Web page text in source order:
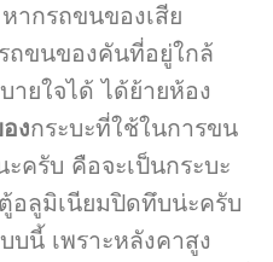
ากรถขนของเสีย
ถขนของคันที่อยู่ใกล้
ยใจได้ ได้ย้ายห้อง
งกระบะที่ใช้ในการขน
ครับ คือจะเป็นกระบะ
อลูมิเนียมปิดทึบน่ะครับ
บนี้ เพราะหลังคาสูง